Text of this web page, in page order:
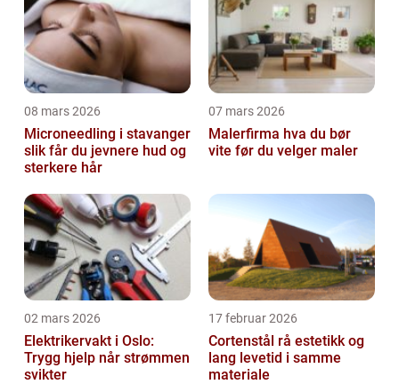
08 mars 2026
Microneedling i stavanger
slik får du jevnere hud og
sterkere hår
07 mars 2026
Malerfirma hva du bør
vite før du velger maler
02 mars 2026
Elektrikervakt i Oslo:
Trygg hjelp når strømmen
svikter
17 februar 2026
Cortenstål rå estetikk og
lang levetid i samme
materiale